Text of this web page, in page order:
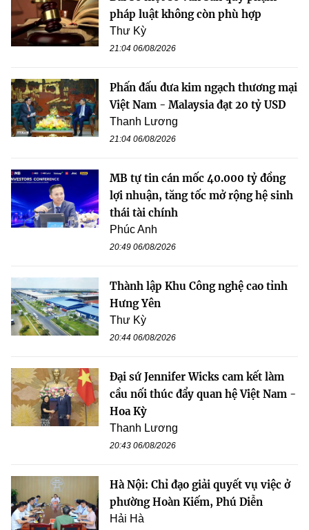
pháp luật không còn phù hợp
Thư Kỳ
21:04 06/08/2026
Phấn đấu đưa kim ngạch thương mại
Việt Nam - Malaysia đạt 20 tỷ USD
Thanh Lương
21:04 06/08/2026
MB tự tin cán mốc 40.000 tỷ đồng
lợi nhuận, tăng tốc mở rộng hệ sinh
thái tài chính
Phúc Anh
20:49 06/08/2026
Thành lập Khu Công nghệ cao tỉnh
Hưng Yên
Thư Kỳ
20:44 06/08/2026
Đại sứ Jennifer Wicks cam kết làm
cầu nối thúc đẩy quan hệ Việt Nam -
Hoa Kỳ
Thanh Lương
20:43 06/08/2026
Hà Nội: Chỉ đạo giải quyết vụ việc ở
phường Hoàn Kiếm, Phú Diễn
Hải Hà